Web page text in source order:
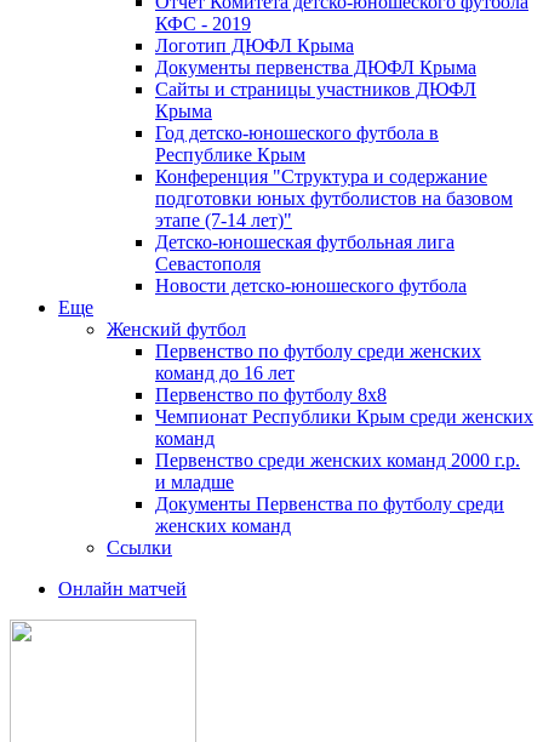
КФС - 2019
Логотип ДЮФЛ Крыма
Документы первенства ДЮФЛ Крыма
Сайты и страницы участников ДЮФЛ
Крыма
Год детско-юношеского футбола в
Республике Крым
Конференция "Структура и содержание
подготовки юных футболистов на базовом
этапе (7-14 лет)"
Детско-юношеская футбольная лига
Севастополя
Новости детско-юношеского футбола
Еще
Женский футбол
Первенство по футболу среди женских
команд до 16 лет
Первенство по футболу 8х8
Чемпионат Республики Крым среди женских
команд
Первенство среди женских команд 2000 г.р.
и младше
Документы Первенства по футболу среди
женских команд
Ссылки
Онлайн матчей